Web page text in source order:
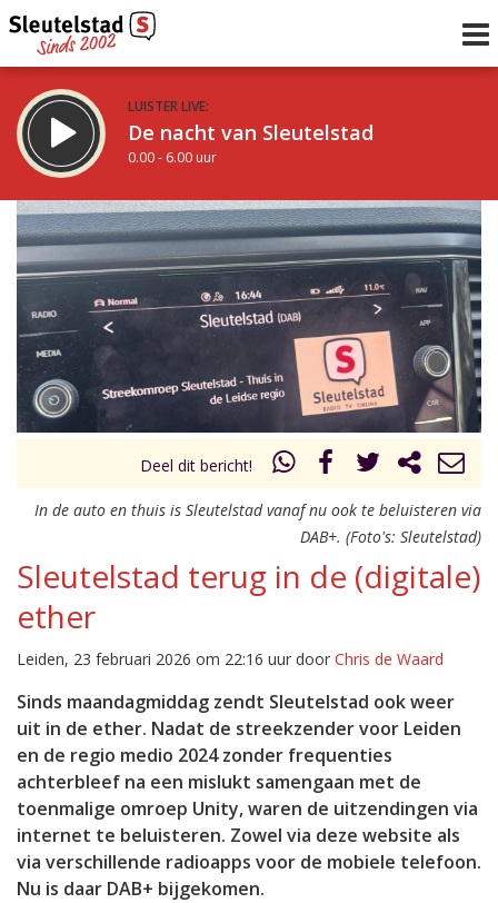
LUISTER LIVE:
De nacht van Sleutelstad
0.00 - 6.00 uur
STRAKS:
De ochtend van Sleutelstad
6.00 - 12.00 uur
Vorig uur
uur 1 van 0 Volgend uur
Deel dit bericht!
In de auto en thuis is Sleutelstad vanaf nu ook te beluisteren via
DAB+. (Foto's: Sleutelstad)
Sleutelstad terug in de (digitale)
ether
Leiden, 23 februari 2026 om 22:16 uur door Chris de Waard
Sinds maandagmiddag zendt Sleutelstad ook weer
uit in de ether. Nadat de streekzender voor Leiden
en de regio medio 2024 zonder frequenties
achterbleef na een mislukt samengaan met de
toenmalige omroep Unity, waren de uitzendingen via
internet te beluisteren. Zowel via deze website als
via verschillende radioapps voor de mobiele telefoon.
Nu is daar DAB+ bijgekomen.